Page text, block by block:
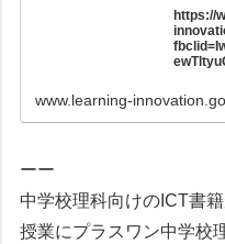
https://
www.learning-
ーー
中学校理科向けのICT書
授業にプラスワン中学校